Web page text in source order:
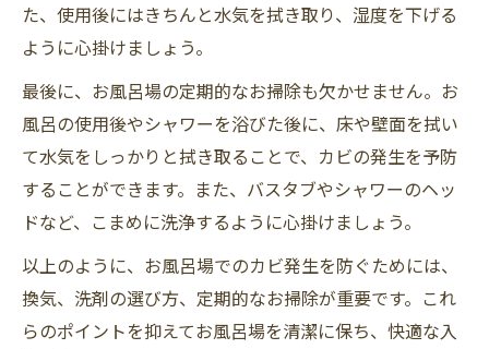
た、使用後にはきちんと水気を拭き取り、湿度を下げる
ように心掛けましょう。
最後に、お風呂場の定期的なお掃除も欠かせません。お
風呂の使用後やシャワーを浴びた後に、床や壁面を拭い
て水気をしっかりと拭き取ることで、カビの発生を予防
することができます。また、バスタブやシャワーのヘッ
ドなど、こまめに洗浄するように心掛けましょう。
以上のように、お風呂場でのカビ発生を防ぐためには、
換気、洗剤の選び方、定期的なお掃除が重要です。これ
らのポイントを抑えてお風呂場を清潔に保ち、快適な入